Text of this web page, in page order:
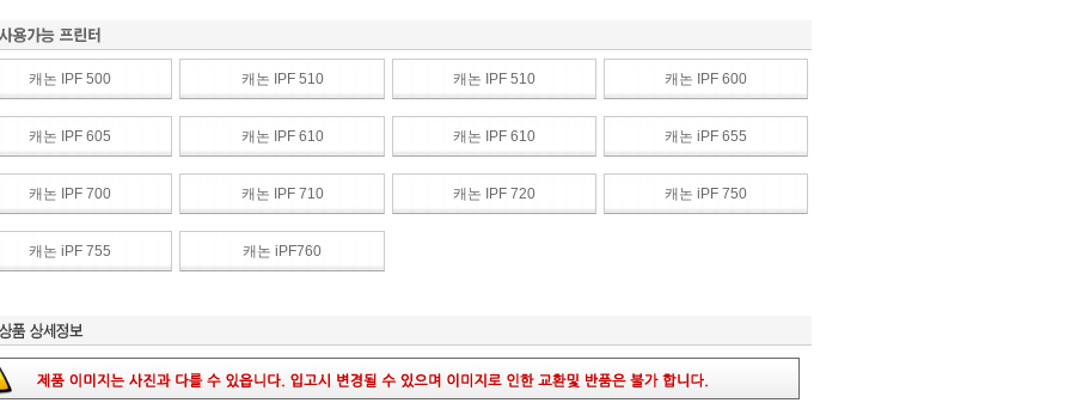
캐논 IPF 500 캐논 IPF 510 캐논 IPF 510 캐논 IPF 600
캐논 IPF 605 캐논 IPF 610 캐논 IPF 610 캐논 iPF 655
캐논 IPF 700 캐논 IPF 710 캐논 IPF 720 캐논 iPF 750
캐논 iPF 755 캐논 iPF760